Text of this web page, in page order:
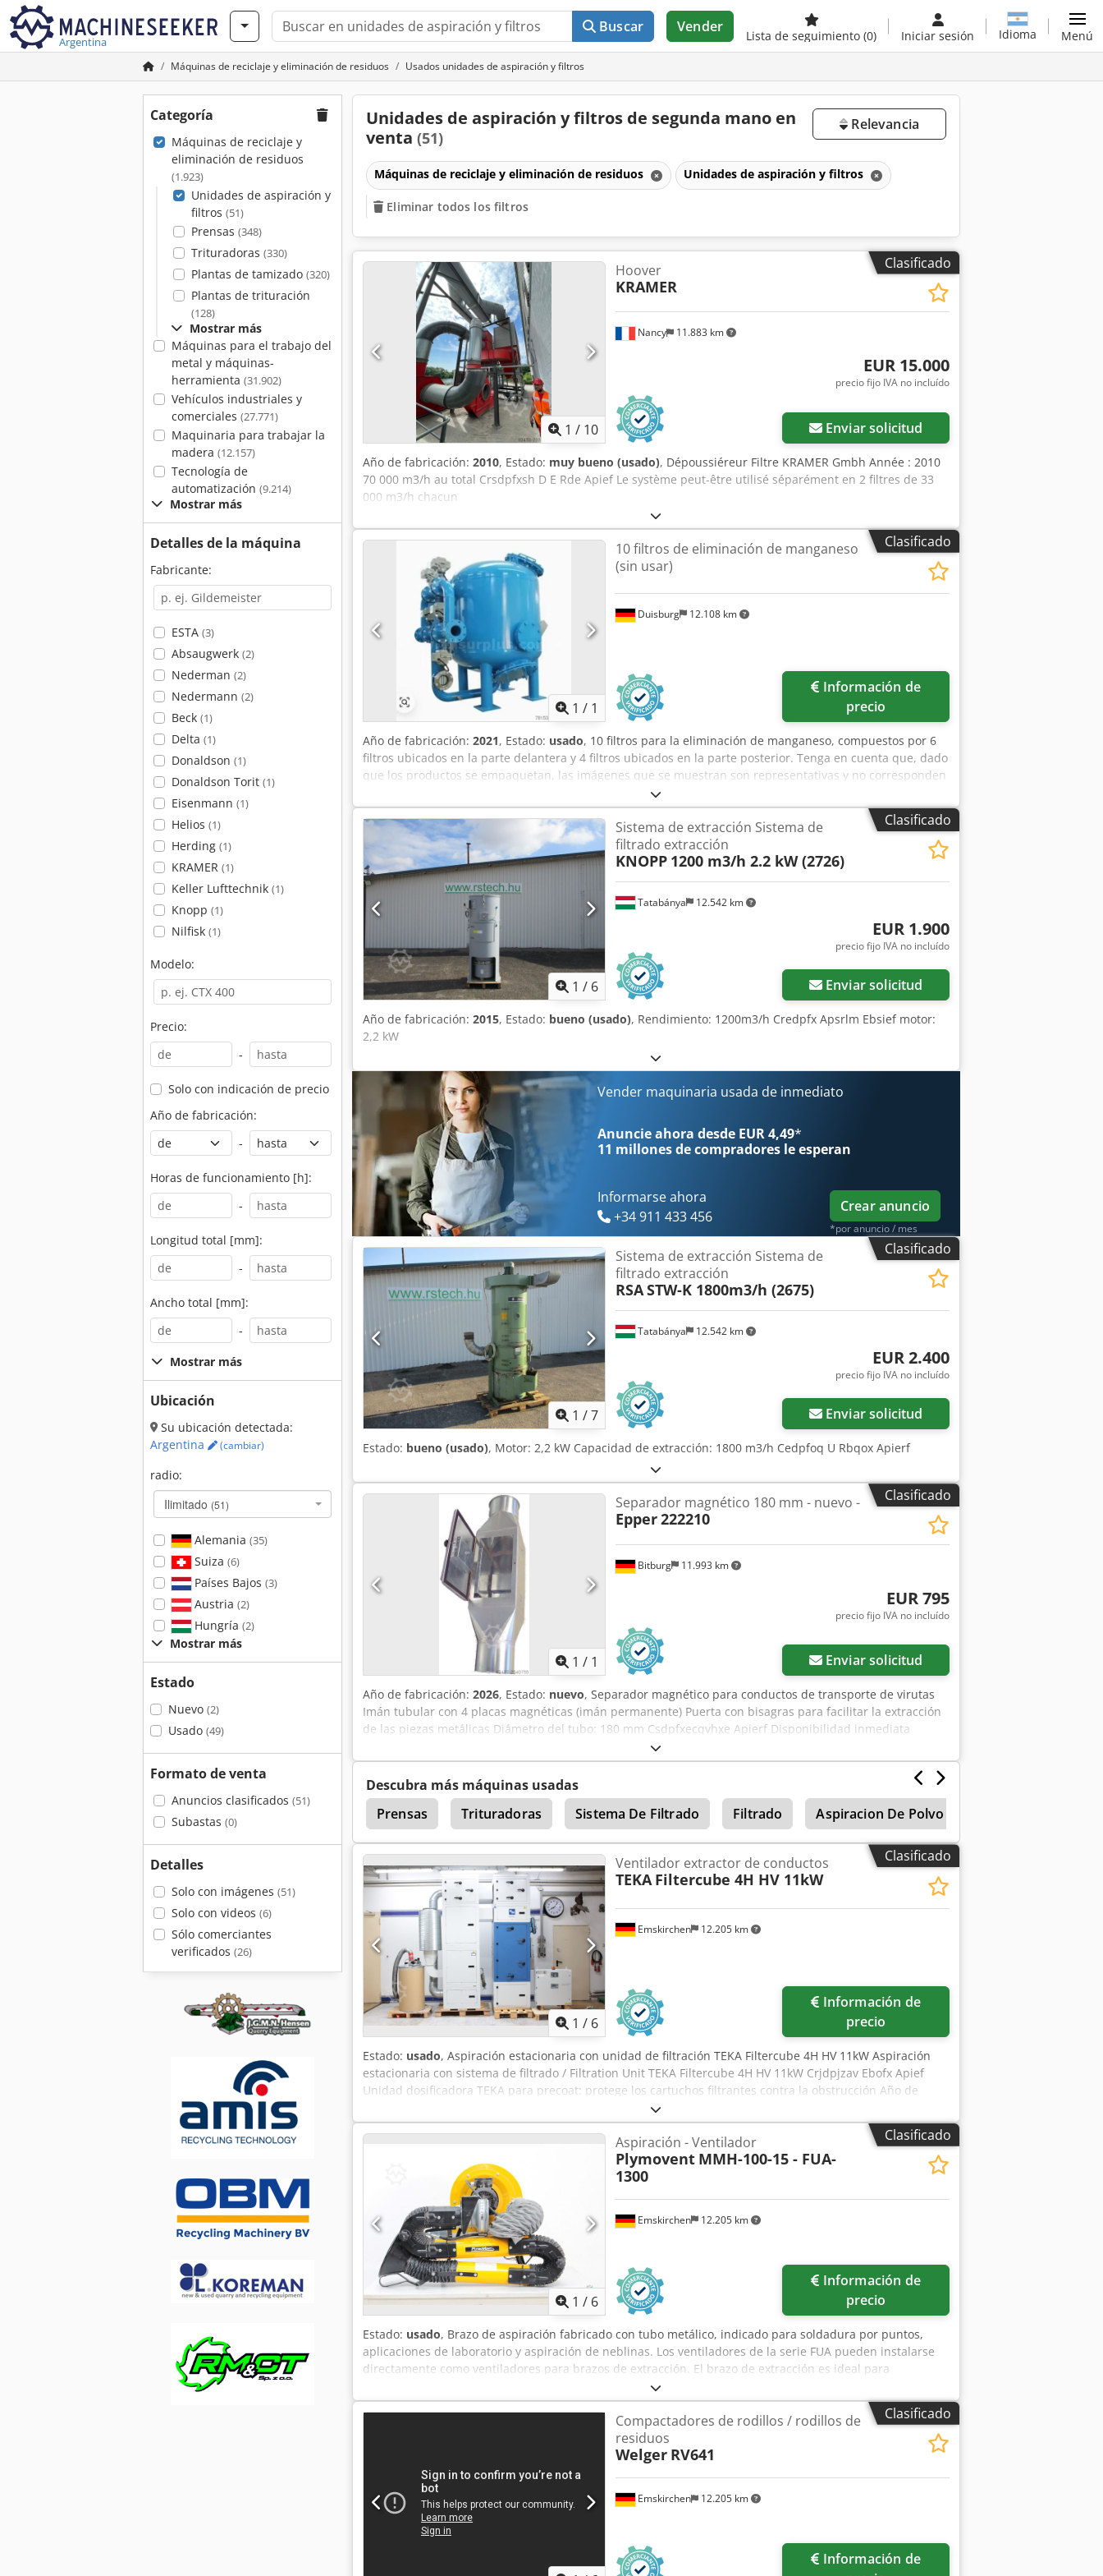
Argentina
Buscar Vender
Lista de seguimiento (0) Iniciar sesión Idioma Menú
Máquinas de reciclaje y eliminación de residuos Usados unidades de aspiración y filtros
Categoría
Máquinas de reciclaje y
eliminación de residuos
(1.923)
Unidades de aspiración y
filtros (51)
Prensas (348)
Trituradoras (330)
Plantas de tamizado (320)
Plantas de trituración
(128)
Mostrar más
Máquinas para el trabajo del
metal y máquinas-
herramienta (31.902)
Vehículos industriales y
comerciales (27.771)
Maquinaria para trabajar la
madera (12.157)
Tecnología de
automatización (9.214)
Mostrar más
Detalles de la máquina
Fabricante:
ESTA (3)
Absaugwerk (2)
Nederman (2)
Nedermann (2)
Beck (1)
Delta (1)
Donaldson (1)
Donaldson Torit (1)
Eisenmann (1)
Helios (1)
Herding (1)
KRAMER (1)
Keller Lufttechnik (1)
Knopp (1)
Nilfisk (1)
Modelo:
Precio:
-
Solo con indicación de precio
Año de fabricación:
-
Horas de funcionamiento [h]:
-
Longitud total [mm]:
-
Ancho total [mm]:
-
Mostrar más
Ubicación
Su ubicación detectada:
Argentina
(cambiar)
radio:
Ilimitado (51)
Alemania (35)
Suiza (6)
Países Bajos (3)
Austria (2)
Hungría (2)
Mostrar más
Estado
Nuevo (2)
Usado (49)
Formato de venta
Anuncios clasificados (51)
Subastas (0)
Detalles
Solo con imágenes (51)
Solo con videos (6)
Sólo comerciantes
verificados (26)
Unidades de aspiración y filtros de segunda mano en
venta (51)
Relevancia
Máquinas de reciclaje y eliminación de residuos Unidades de aspiración y filtros
Eliminar todos los filtros
Clasificado
1 / 10
Nancy 11.883 km
Hoover
KRAMER
EUR 15.000
precio fijo IVA no incluído
Enviar solicitud
Año de fabricación: 2010, Estado: muy bueno (usado), Dépoussiéreur Filtre KRAMER Gmbh Année : 2010
70 000 m3/h au total Crsdpfxsh D E Rde Apief Le système peut-être utilisé séparément en 2 filtres de 33
000 m3/h chacun
Clasificado
1 / 1
Duisburg 12.108 km
10 filtros de eliminación de manganeso
(sin usar)
precio
Año de fabricación: 2021, Estado: usado, 10 filtros para la eliminación de manganeso, compuestos por 6
filtros ubicados en la parte delantera y 4 filtros ubicados en la parte posterior. Tenga en cuenta que, dado
que los productos se empaquetan, las imágenes que se muestran son representativas y no corresponden
a las unidades reales. Nota: Las ventas están sujetas a la finalización satisfactoria, en un plazo de 24
horas, de una verificación de debida diligencia del socio comercial (BPDDC) y de un formulario de
declaración del usuario final (EUS) por parte del comprador, y, si el comprador no es el usuario final, de
cada usuario final. Crodpfozl U E Nex Apijf Los formularios BPDD y EUS se pueden descargar del sitio web.
Clasificado
1 / 6
Tatabánya 12.542 km
Sistema de extracción Sistema de
filtrado extracción
KNOPP 1200 m3/h 2.2 kW (2726)
EUR 1.900
precio fijo IVA no incluído
Enviar solicitud
Año de fabricación: 2015, Estado: bueno (usado), Rendimiento: 1200m3/h Credpfx Apsrlm Ebsief motor:
2,2 kW
Vender maquinaria usada de inmediato
Anuncie ahora desde EUR 4,49*
11 millones de compradores le esperan
Informarse ahora
+34 911 433 456
Crear anuncio
*por anuncio / mes
Clasificado
1 /7
Tatabánya 12.542 km
Sistema de extracción Sistema de
filtrado extracción
RSASTW-K 1800m3/h (2675)
EUR 2.400
precio fijo IVA no incluído
Enviar solicitud
Estado: bueno (usado), Motor: 2,2 kW Capacidad de extracción: 1800 m3/h Cedpfoq U Rbqox Apierf
Clasificado
1 / 1
Bitburg 11.993 km
Separador magnético 180 mm - nuevo -
Epper222210
EUR 795
precio fijo IVA no incluído
Enviar solicitud
Año de fabricación: 2026, Estado: nuevo, Separador magnético para conductos de transporte de virutas
Imán tubular con 4 placas magnéticas (imán permanente) Puerta con bisagras para facilitar la extracción
de las piezas metálicas Diámetro del tubo: 180 mm Csdpfxecqvhxe Apierf Disponibilidad inmediata
Descubra más máquinas usadas
Prensas
Trituradoras Sistema De Filtrado Filtrado Aspiracion De Polvo
Filtro De Cartucho Extraccion De Polvo
Clasificado
1 / 6
Emskirchen 12.205 km
Ventilador extractor de conductos
TEKA Filtercube 4H HV 11kW
precio
Estado: usado, Aspiración estacionaria con unidad de filtración TEKA Filtercube 4H HV 11kW Aspiración
estacionaria con sistema de filtrado / Filtration Unit TEKA Filtercube 4H HV 11kW Crjdpjzav Ebofx Apief
Unidad dosificadora TEKA para precoat: protege los cartuchos filtrantes contra la obstrucción Año de
fabricación 2018 - Nº de serie: 9501442110402 Control de filtro con limpieza automática de filtros Potencia
del motor 11 kW Ventilador de alto rendimiento con control Versión SelfClean Equipamiento: 4 cartuchos
filtrantes estándar; la superficie de filtración varía según el caudal de aire Limpieza de filtros controlada
por display Control del ventilador Silenciador de codo para descarga de aire hacia arriba Los humos y el
polvo se separan de forma segura con una eficiencia de filtración superior al 99 % Inspección por vídeo
online vía WhatsApp - MS Zoom - Telegram En stock en Emskirchen/Núremberg - Disponible de inmediato
- Prueba posible
Clasificado
1 / 6
Emskirchen 12.205 km
Aspiración - Ventilador
Plymovent MMH-100-15 - FUA-
1300
precio
Estado: usado, Brazo de aspiración fabricado con tubo metálico, indicado para soldadura por puntos,
aplicaciones de laboratorio y aspiración de neblinas. Los ventiladores de la serie FUA pueden instalarse
directamente como ventiladores para brazos de extracción. El brazo de extracción es ideal para
operaciones de desbaste, pulido y otros procesos con alta generación de polvo. Extracción – Ventilador /
Suction – Fan Plymovent MMH-100-15 – FUA-1300 Año de fabricación: 2007 – N.° de serie: 7402 Campos de
aplicación: • Soldadura por puntos • Desbaste y pulido • Aplicaciones de laboratorio Cjdeyt Iadepfx Apijrf •
Captación de neblinas Inspección por vídeo online a través de WhatsApp – MS Zoom – Telegram En stock
en Emskirchen/Núremberg – Disponible de inmediato – Se puede probar
Clasificado
Emskirchen 12.205 km
Compactadores de rodillos / rodillos de
residuos
Welger RV641